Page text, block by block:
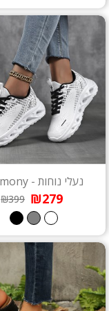
נעלי נוחות - Harmony
₪279
₪399